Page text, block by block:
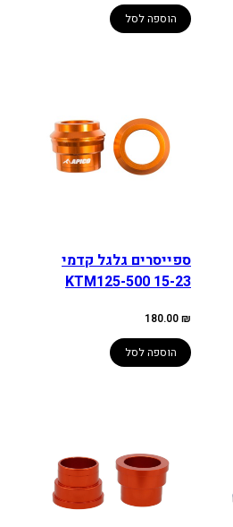
הוספה לסל
ספייסרים גלגל קדמי
KTM125-500 15-23
180.00₪
הוספה לסל